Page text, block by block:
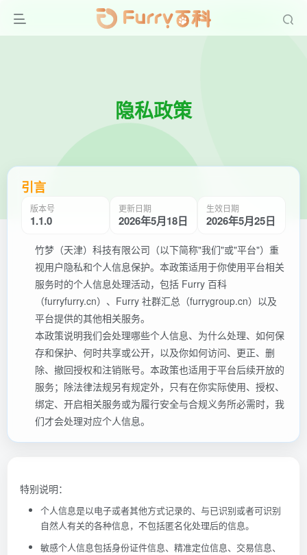
隐私政策
引言
版本号
1.1.0
更新日期
2026年5月18日
生效日期
2026年5月25日
竹梦（天津）科技有限公司（以下简称"我们"或"平台"）重
视用户隐私和个人信息保护。本政策适用于你使用平台相关
服务时的个人信息处理活动，包括 Furry 百科
（furryfurry.cn）、Furry 社群汇总（furrygroup.cn）以及
平台提供的其他相关服务。
本政策说明我们会处理哪些个人信息、为什么处理、如何保
存和保护、何时共享或公开，以及你如何访问、更正、删
除、撤回授权和注销账号。本政策也适用于平台后续开放的
服务；除法律法规另有规定外，只有在你实际使用、授权、
绑定、开启相关服务或为履行安全与合规义务所必需时，我
们才会处理对应个人信息。
特别说明：
个人信息是以电子或者其他方式记录的、与已识别或者可识别
自然人有关的各种信息，不包括匿名化处理后的信息。
敏感个人信息包括身份证件信息、精准定位信息、交易信息、